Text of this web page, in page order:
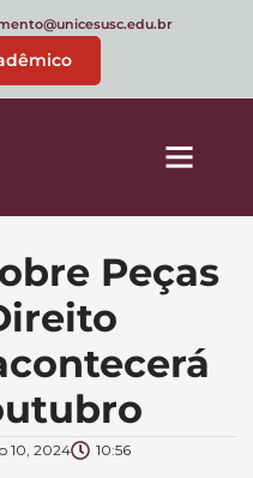
Peças
10, 2024 10:56